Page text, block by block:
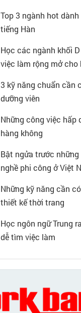
Top 3 ngành hot
tiếng Hàn
Học các ngành khối
việc làm rộng mở cho
3 kỹ năng chuẩn cần
dưỡng viên
Những công việc hấp
hàng không
Bật ngửa trước
nghề phi công ở Việt
Những kỹ năng cần
thiết kế thời trang
Học ngôn ngữ Trung
dễ tìm việc làm